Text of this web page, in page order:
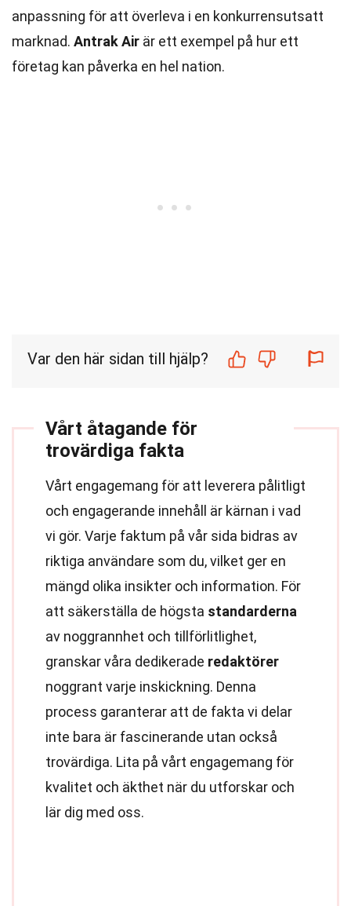
anpassning för att överleva i en konkurrensutsatt
marknad. Antrak Air är ett exempel på hur ett
företag kan påverka en hel nation.
Var den här sidan till hjälp?
Vårt åtagande för
trovärdiga fakta
Vårt engagemang för att leverera pålitligt
och engagerande innehåll är kärnan i vad
vi gör. Varje faktum på vår sida bidras av
riktiga användare som du, vilket ger en
mängd olika insikter och information. För
att säkerställa de högsta standarderna
av noggrannhet och tillförlitlighet,
granskar våra dedikerade redaktörer
noggrant varje inskickning. Denna
process garanterar att de fakta vi delar
inte bara är fascinerande utan också
trovärdiga. Lita på vårt engagemang för
kvalitet och äkthet när du utforskar och
lär dig med oss.